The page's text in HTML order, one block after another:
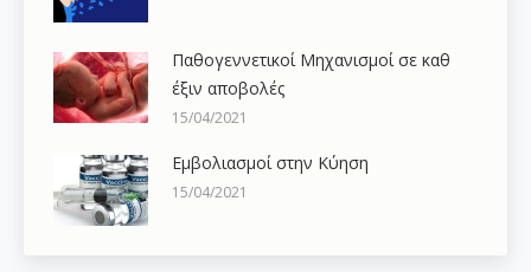
Παθογεννετικοί Μηχανισμοί σε καθ
έξιν αποβολές
15/04/2021
Εμβολιασμοί στην Κύηση
15/04/2021